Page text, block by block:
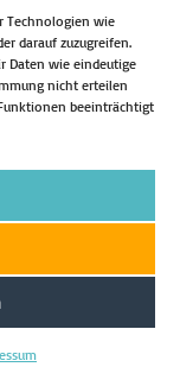
Technologien wie
darauf zuzugreifen.
Daten wie eindeutige
nicht erteilen
beeinträchtigt